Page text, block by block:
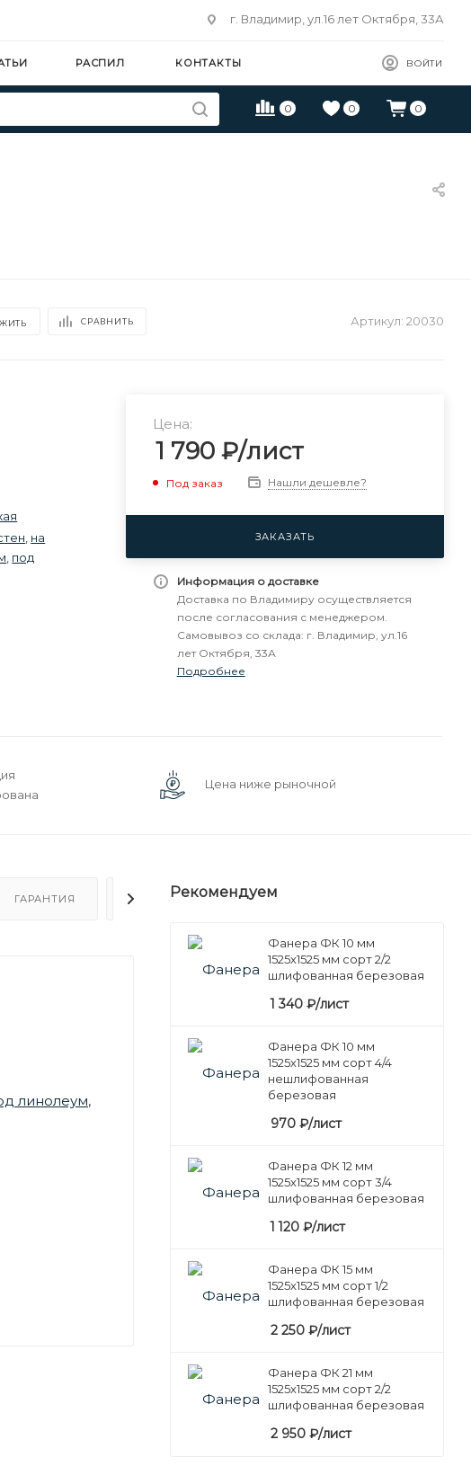
г. Владимир, ул.16 лет Октября, 33А
ВОЙТИ
РАСПИЛ КОНТАКТЫ
0 0 0
СРАВНИТЬ Артикул: 20030
на
под
Цена:
1 790₽/лист
Под заказ Нашли дешевле?
ЗАКАЗАТЬ
Информация о доставке
Доставка по Владимиру осуществляется
после согласования с менеджером.
Самовывоз со склада: г. Владимир, ул.16
лет Октября, 33А
Подробнее
Цена ниже рыночной
ГАРАНТИЯ ОТЗЫВЫ
линолеум,
Рекомендуем
Фанера ФК 10 мм
1525х1525 мм сорт 2/2
шлифованная березовая
1 340 ₽/лист
Фанера ФК 10 мм
1525х1525 мм сорт 4/4
нешлифованная
березовая
970 ₽/лист
Фанера ФК 12 мм
1525х1525 мм сорт 3/4
шлифованная березовая
1 120 ₽/лист
Фанера ФК 15 мм
1525х1525 мм сорт 1/2
шлифованная березовая
2 250 ₽/лист
Фанера ФК 21 мм
1525х1525 мм сорт 2/2
шлифованная березовая
2 950 ₽/лист